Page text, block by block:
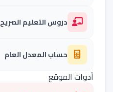
دروس التعليم الصريح
حساب المعدل العام
أدوات الموقع